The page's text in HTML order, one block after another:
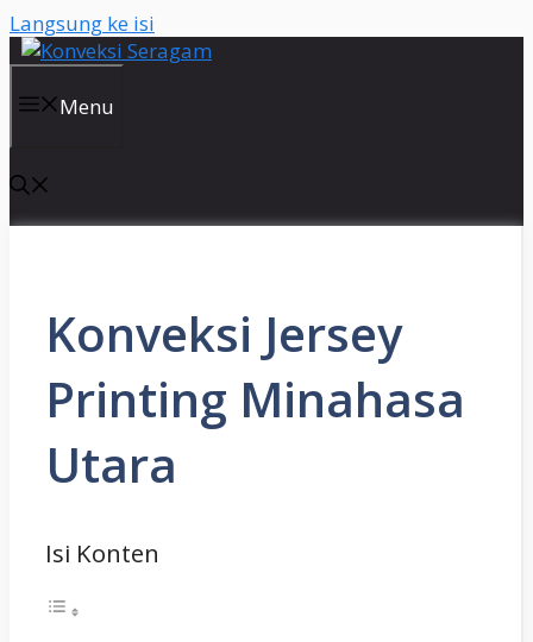
Langsung ke isi
Menu
Konveksi Jersey
Printing Minahasa
Utara
Isi Konten